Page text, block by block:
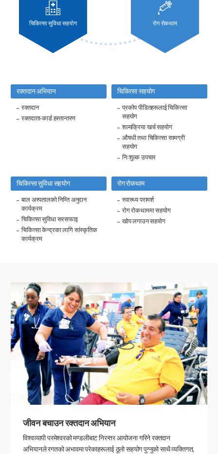
चिकित्सा सुविधा सहयोग रोग रोकथाम
रक्तदान अभियान
रक्तदान
रक्तदाता-कार्ड हस्तान्तरण
चिकित्सा सहयोग
प्रकोप पीडितहरूलाई चिकित्सा
सहयोग
शल्यक्रिया खर्च सहयोग
औषधी तथा चिकित्सा सामग्री
सहयोग
निःशुल्क उपचार
चिकित्सा सुविधा सहयोग
बाल अस्पतालको निम्ति अनुदान
कार्यक्रम
चिकित्सा सुविधा सरसफाइ
चिकित्सा केन्द्रका लागि सांस्कृतिक
कार्यक्रम
रोग रोकथाम
स्वास्थ्य परामर्श
रोग रोकथाममा सहयोग
खोप लगाउन सहयोग
जीवन बचाउन रक्तदान अभियान
विश्वव्यापी परमेश्वरको मण्डलीबाट निरन्तर आयोजना गरिने रक्तदान
अभियानले रगतको अभावमा परेकाहरूलाई ठूलो सहयोग पुग्नुको साथै व्यक्तिगत,